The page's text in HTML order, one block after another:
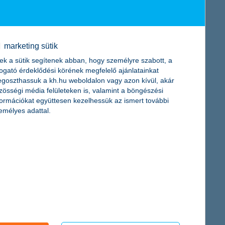
Bank tőke- és likviditási helyzete
az előző év azonos időszakához képest. A Bank 2020 első
17,4%-kal nőtt.
marketing sütik
a sütik segítenek abban, hogy személyre szabott, a
érdeklődési körének megfelelő ajánlatainkat
a kh.hu weboldalon vagy azon kívül, akár
média felületeken is, valamint a böngészési
együttesen kezelhessük az ismert további
adattal.